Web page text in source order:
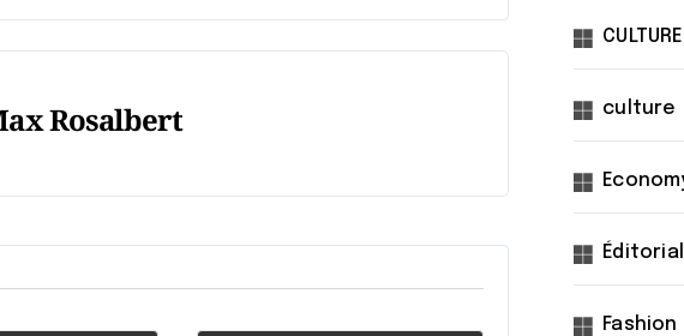
Rosalbert
CULTURE
culture
Éditorial
Fashion